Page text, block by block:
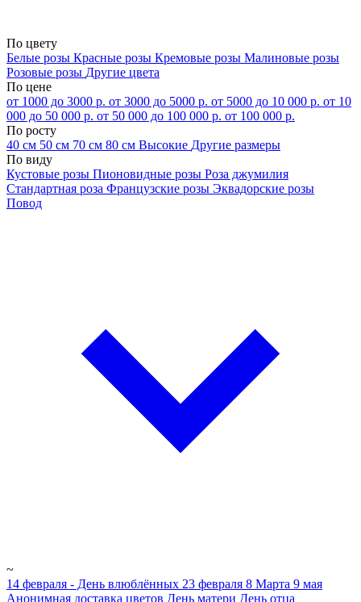
По цвету
Белые розы Красные розы Кремовые розы Малиновые розы
Розовые розы Другие цвета
По цене
от 1000 до 3000 р. от 3000 до 5000 р. от 5000 до 10 000 р. от 10
000 до 50 000 р. от 50 000 до 100 000 р. от 100 000 р.
По росту
40 см 50 см 70 см 80 см Высокие Другие размеры
По виду
Кустовые розы Пионовидные розы Роза джумилия
Стандартная роза Французские розы Эквадорские розы
Повод
~
14 февраля - День влюблённых 23 февраля 8 Марта 9 мая
Анонимная доставка цветов День матери День отца